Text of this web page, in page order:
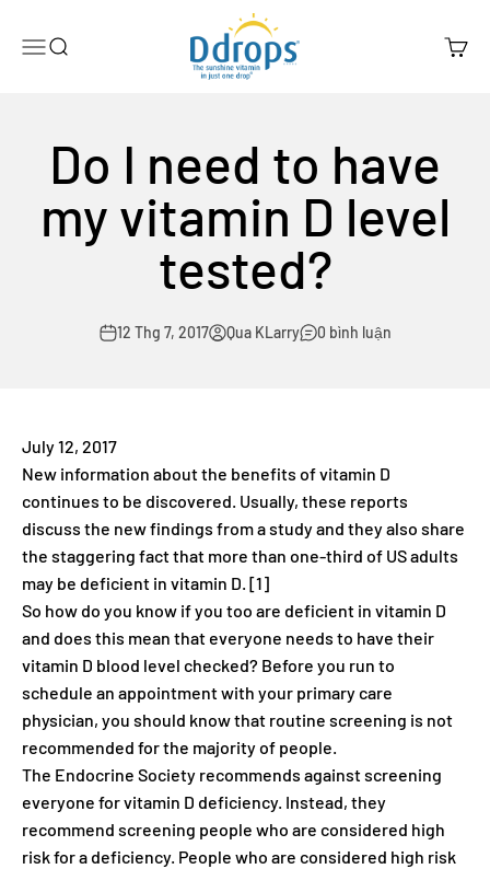
MenuSearch
Ddrops Official Store
Cart
Do I need to have
my vitamin D level
tested?
12 Thg 7, 2017 Qua KLarry 0 bình luận
July 12, 2017
New information about the benefits of vitamin D
continues to be discovered. Usually, these reports
discuss the new findings from a study and they also share
the staggering fact that more than one-third of US adults
may be deficient in vitamin D. [1]
So how do you know if you too are deficient in vitamin D
and does this mean that everyone needs to have their
vitamin D blood level checked? Before you run to
schedule an appointment with your primary care
physician, you should know that routine screening is not
recommended for the majority of people.
The Endocrine Society recommends against screening
everyone for vitamin D deficiency. Instead, they
recommend screening people who are considered high
risk for a deficiency. People who are considered high risk